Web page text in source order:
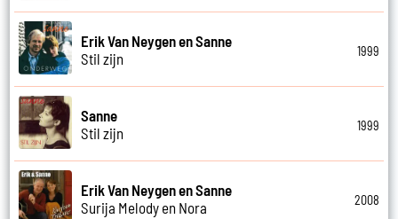
Erik Van Neygen en Sanne
Stil zijn
1999
Sanne
Stil zijn
1999
Erik Van Neygen en Sanne
Surija Melody en Nora
2008